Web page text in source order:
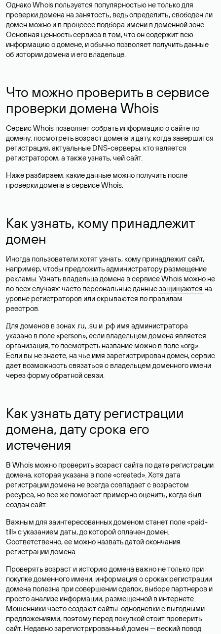
Однако Whois пользуется популярностью не только для
проверки домена на занятость, ведь определить, свободен ли
домен можно и в процессе подбора имени в доменной зоне.
Основная ценность сервиса в том, что он содержит всю
информацию о домене, и обычно позволяет получить данные
об истории домена и его владельце.
Что можно проверить в сервисе
проверки домена Whois
Сервис Whois позволяет собрать информацию о сайте по
домену: посмотреть возраст домена и дату, когда завершится
регистрация, актуальные DNS-серверы, кто является
регистратором, а также узнать, чей сайт.
Ниже разбираем, какие данные можно получить после
проверки домена в сервисе Whois.
Как узнать, кому принадлежит
домен
Иногда пользователи хотят узнать, кому принадлежит сайт,
например, чтобы предложить администратору размещение
рекламы. Узнать владельца домена в сервисе Whois можно не
во всех случаях: часто персональные данныезащищаются на
уровне регистраторов или скрываются по правилам
реестров.
Для доменов в зонах .ru, .su и .рф имя администратора
указано в поле «person», если владельцем домена является
организация, то посмотреть название можно в поле «org».
Если вы не знаете, на чье имя зарегистрирован домен, сервис
дает возможность связаться с владельцем доменного имени
через форму обратной связи.
Как узнать дату регистрации
домена, дату срока его
истечения
В Whois можно проверить возраст сайта по дате регистрации
домена, которая указана в поле «created». Хотя дата
регистрации домена не всегда совпадает с возрастом
ресурса, но все же помогает примерно оценить, когда был
создан сайт.
Важным для заинтересованных доменом станет поле «paid-
till» с указанием даты, до которой оплачен домен.
Соответственно, ее можно назвать датой окончания
регистрации домена.
Проверять возраст и историю домена важно не только при
покупке доменного имени, информация о сроках регистрации
домена полезна при совершении сделок, выборе партнеров и
просто анализе информации, размещенной в интернете.
Мошенники часто создают сайты-однодневки с выгодными
предложениями, поэтому перед покупкой стоит проверить
сайт. Недавно зарегистрированный домен — веский повод